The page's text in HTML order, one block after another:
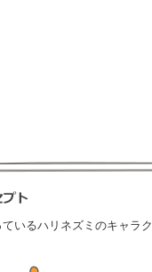
いるハリネズミのキャラ